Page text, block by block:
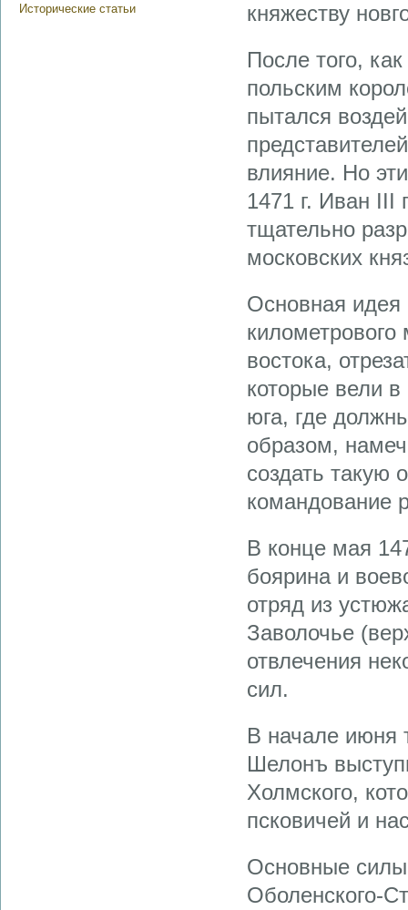
Исторические статьи
княжеству
После того,
польским
пытался
влияние. Но
1471 г. Иван III
тщательно
московских
Основная идея
востока,
которые вели
юга, где
образом,
создать такую
командование
В конце мая
боярина и
отряд из
Заволочье
отвлечения
сил.
В начале июня
Шелонъ
Холмского,
псковичей и
Основные силы
Оболенского-